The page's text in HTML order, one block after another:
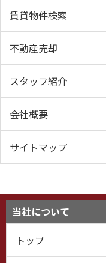
賃貸物件検索
不動産売却
スタッフ紹介
会社概要
サイトマップ
当社について
トップ